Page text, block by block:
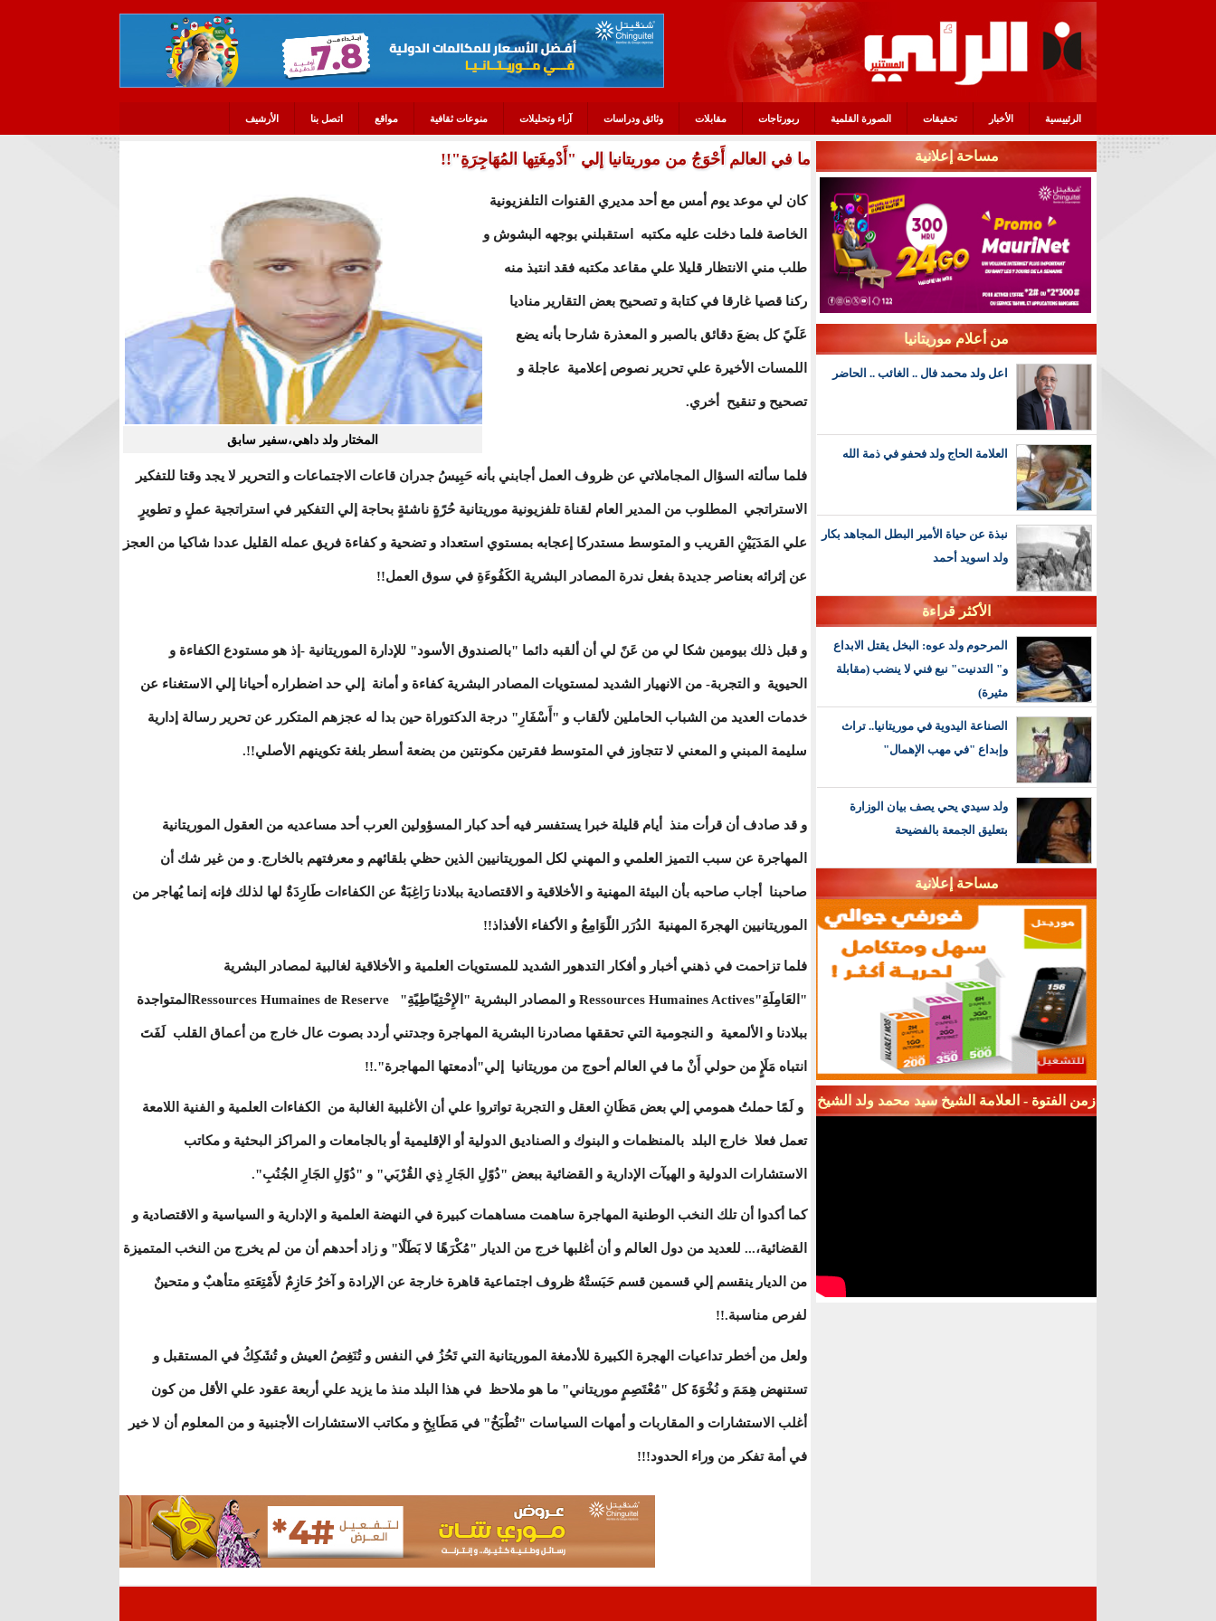
الرئييسية الأخبار تحقيقات الصورة القلمية ربورتاجات مقابلات وثائق ودراسات آراء وتحليلات منوعات ثقافية مواقع اتصل بنا الأرشيف
ما في العالم أَحْوَجُ من موريتانيا إلي "أَدْمِغَتِها المُهَاجِرَةِ"!!
المختار ولد داهي،سفير سابق
كان لي موعد يوم أمس مع أحد مديري القنوات التلفزيونية
الخاصة فلما دخلت عليه مكتبه استقبلني بوجهه البشوش و
طلب مني الانتظار قليلا علي مقاعد مكتبه فقد انتبذ منه
ركنا قصيا غارقا في كتابة و تصحيح بعض التقارير مناديا
عَلَيً كل بضعَ دقائق بالصبر و المعذرة شارحا بأنه يضع
اللمسات الأخيرة علي تحرير نصوص إعلامية عاجلة و
تصحيح و تنقيح أخري.
فلما سألته السؤال المجاملاتي عن ظروف العمل أجابني بأنه حَبِيسُ جدران قاعات الاجتماعات و التحرير لا يجد وقتا للتفكير
الاستراتجي المطلوب من المدير العام لقناة تلفزيونية موريتانية حُرًةٍ ناشئةٍ بحاجة إلي التفكير في استراتجية عملٍ و تطويرٍ
علي المَدَيَيْنِ القريب و المتوسط مستدركا إعجابه بمستوي استعداد و تضحية و كفاءة فريق عمله القليل عددا شاكيا من العجز
عن إثرائه بعناصر جديدة بفعل ندرة المصادر البشرية الكَفُوءَةِ في سوق العمل!!
و قبل ذلك بيومين شكا لي من عَنً لي أن ألقبه دائما "بالصندوق الأسود" للإدارة الموريتانية -إذ هو مستودع الكفاءة و
الحيوية و التجربة- من الانهيار الشديد لمستويات المصادر البشرية كفاءة و أمانة إلي حد اضطراره أحيانا إلي الاستغناء عن
خدمات العديد من الشباب الحاملين لألقاب و "أَسْفَارِ" درجة الدكتوراة حين بدا له عجزهم المتكرر عن تحرير رسالة إدارية
سليمة المبني و المعني لا تتجاوز في المتوسط فقرتين مكونتين من بضعة أسطر بلغة تكوينهم الأصلي!!.
و قد صادف أن قرأت منذ أيام قليلة خبرا يستفسر فيه أحد كبار المسؤولين العرب أحد مساعديه من العقول الموريتانية
المهاجرة عن سبب التميز العلمي و المهني لكل الموريتانيين الذين حظي بلقائهم و معرفتهم بالخارج. و من غير شك أن
صاحبنا أجاب صاحبه بأن البيئة المهنية و الأخلاقية و الاقتصادية ببلادنا رَاغِبَةٌ عن الكفاءات طَارِدَةٌ لها لذلك فإنه إنما يُهاجر من
الموريتانيين الهجرةَ المهنيةَ الدُرَر اللًوَامِعُ و الأكفاء الأفذاذ!!
فلما تزاحمت في ذهني أخبار و أفكار التدهور الشديد للمستويات العلمية و الأخلاقية لغالبية لمصادر البشرية
"العَامِلَةِ"Ressources Humaines Actives و المصادر البشرية "الإِحْتِيًاطِيًةِ" Ressources Humaines de Reserveالمتواجدة
ببلادنا و الألمعية و النجومية التي تحققها مصادرنا البشرية المهاجرة وجدتني أردد بصوت عال خارج من أعماق القلب لَفَتَ
انتباه مَلَإٍ من حولي أَنْ ما في العالم أحوج من موريتانيا إلي"أدمعتها المهاجرة".!!
و لَمًا حملتُ همومي إلي بعض مَظَانِ العقل و التجربة تواتروا علي أن الأغلبية الغالبة من الكفاءات العلمية و الفنية اللامعة
تعمل فعلا خارج البلد بالمنظمات و البنوك و الصناديق الدولية أو الإقليمية أو بالجامعات و المراكز البحثية و مكاتب
الاستشارات الدولية و الهيآت الإدارية و القضائية ببعض "دُوًلِ الجَارِ ذِي القُرْبَي" و "دُوًلِ الجَارِ الجُنُبِ".
كما أكدوا أن تلك النخب الوطنية المهاجرة ساهمت مساهمات كبيرة في النهضة العلمية و الإدارية و السياسية و الاقتصادية و
القضائية،... للعديد من دول العالم و أن أغلبها خرج من الديار "مُكْرَهًا لا بَطَلًا" و زاد أحدهم أن من لم يخرج من النخب المتميزة
من الديار ينقسم إلي قسمين قسم حَبَستْهُ ظروف اجتماعية قاهرة خارجة عن الإرادة و آخرُ حَازِمٌ لأَمْتِعَتهِ متأهبٌ و متحينٌ
لفرص مناسبة.!!
ولعل من أخطر تداعيات الهجرة الكبيرة للأدمغة الموريتانية التي تَحُزُ في النفس و تُنَغِصُ العيش و تُشَكِكُ في المستقبل و
تستنهض هِمَمَ و نُخْوَةَ كل "مُعْتَصِمٍ موريتاني" ما هو ملاحظ في هذا البلد منذ ما يزيد علي أربعة عقود علي الأقل من كون
أغلب الاستشارات و المقاربات و أمهات السياسات "تُطْبَخُ" في مَطَابِخِ و مكاتب الاستشارات الأجنبية و من المعلوم أن لا خير
في أمة تفكر من وراء الحدود!!!
مساحة إعلانية
من أعلام موريتانيا
اعل ولد محمد فال .. الغائب .. الحاضر
العلامة الحاج ولد فحفو في ذمة الله
نبذة عن حياة الأمير البطل المجاهد بكار
ولد اسويد أحمد
الأكثر قراءة
المرحوم ولد عوه: البخل يقتل الابداع
و" التدنيت" نبع فني لا ينضب (مقابلة
مثيرة)
الصناعة اليدوية في موريتانيا.. تراث
وإبداع "في مهب الإهمال"
ولد سيدي يحي يصف بيان الوزارة
بتعليق الجمعة بالفضيحة
مساحة إعلانية
زمن الفتوة - العلامة الشيخ سيد محمد ولد الشيخ